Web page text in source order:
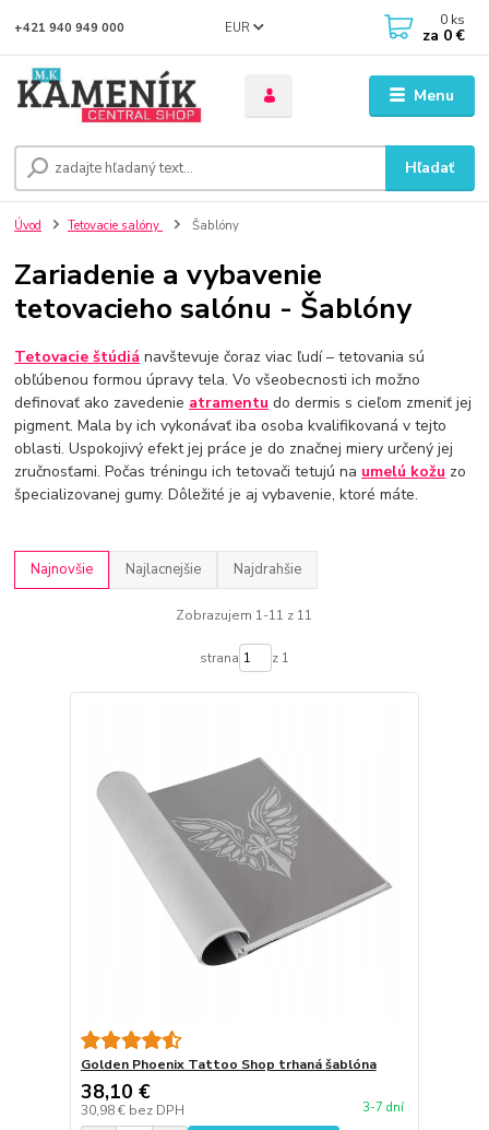
Menu
EUR
Hľadať
+421 940 949 000 0 ks
za 0 €
Úvod Tetovacie salóny Šablóny
Zariadenie a vybavenie
tetovacieho salónu - Šablóny
Tetovacie štúdiá navštevuje čoraz viac ľudí – tetovania sú
obľúbenou formou úpravy tela. Vo všeobecnosti ich možno
definovať ako zavedenie atramentu do dermis s cieľom zmeniť jej
pigment. Mala by ich vykonávať iba osoba kvalifikovaná v tejto
oblasti. Uspokojivý efekt jej práce je do značnej miery určený jej
zručnosťami. Počas tréningu ich tetovači tetujú na umelú kožu zo
špecializovanej gumy. Dôležité je aj vybavenie, ktoré máte.
Najnovšie Najlacnejšie Najdrahšie
Zobrazujem 1-11 z 11
strana z 1
Golden Phoenix Tattoo Shop trhaná šablóna
38,10 €
30,98 € bez DPH 3-7 dní